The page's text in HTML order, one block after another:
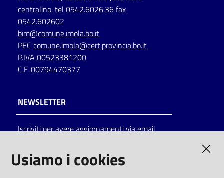
su
Catalogo
Eventi
centralino: tel 0542.6026.36 fax
0542.602602
bim@comune.imola.bo.it
PEC comune.imola@cert.provincia.bo.it
P.IVA 00523381200
C.F. 00794470377
NEWSLETTER
Iscriviti per avere aggiornamenti via email
Usiamo i cookies